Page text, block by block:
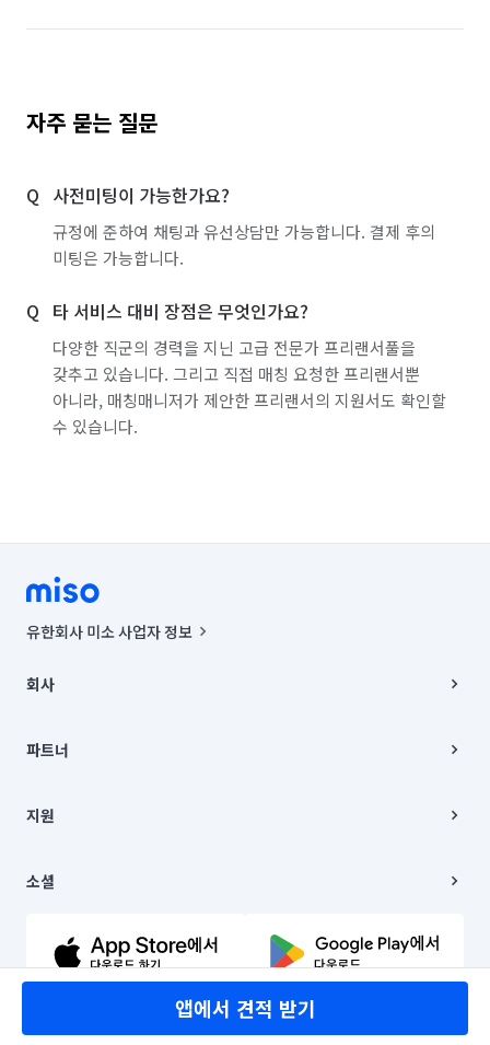
자주 묻는 질문
사전미팅이 가능한가요?
규정에 준하여 채팅과 유선상담만 가능합니다. 결제 후의
미팅은 가능합니다.
타 서비스 대비 장점은 무엇인가요?
다양한 직군의 경력을 지닌 고급 전문가 프리랜서풀을
갖추고 있습니다. 그리고 직접 매칭 요청한 프리랜서뿐
아니라, 매칭매니저가 제안한 프리랜서의 지원서도 확인할
수 있습니다.
앱에서 견적 받기
유한회사 미소 사업자 정보
00019 |
주소 | 본사: 서울특별시 종로구 율곡로 6(중학동, 트윈트리빌딩) B동 5층
컨택센터 : 서울특별시 종로구 수송동 율곡로 24, 7층, 8층 미소
상품, 상품정보, 거래에 관한 의무와 책임은 거래당사자에게 있습니다.
언론 보도 관련 문의:
© 유한회사 미소. Miso, Inc. All Rights Reserved.
회사
채용
파트너
이사
지원
이용약관
문의하기
소셜
유튜브